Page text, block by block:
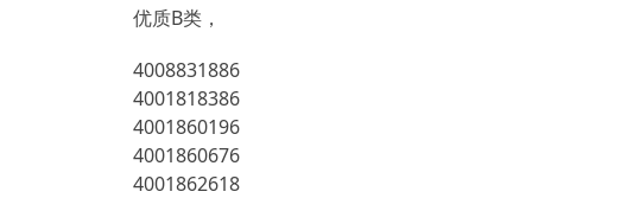
优质B类，
4008831886
4001818386
4001860196
4001860676
4001862618